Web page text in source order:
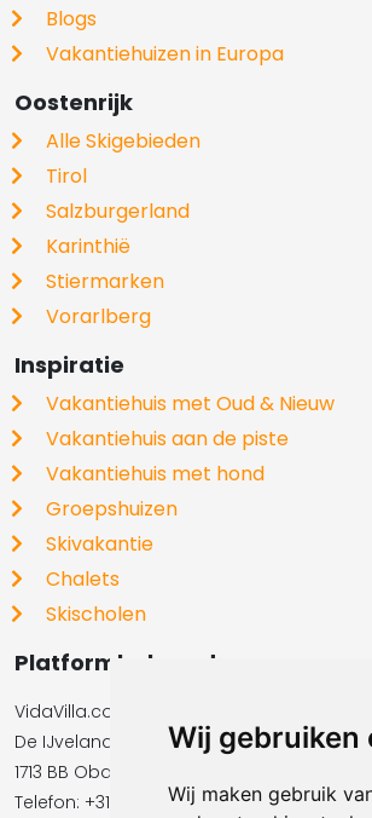
Wij gebruiken
Wij maken gebruik
Blogs
Vakantiehuizen in Europa
Oostenrijk
Alle Skigebieden
Tirol
Salzburgerland
Karinthië
Stiermarken
Vorarlberg
Inspiratie
Vakantiehuis met Oud & Nieuw
Vakantiehuis aan de piste
Vakantiehuis met hond
Groepshuizen
Skivakantie
Chalets
Skischolen
Platformbeheerder
VidaVilla.com BV
De IJvelandssloot 20
1713 BB Obdam
Telefon: +31854016545